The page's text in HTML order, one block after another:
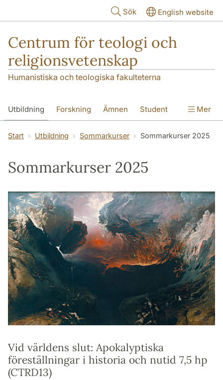
Sök English website
Centrum för teologi och
religionsvetenskap
Humanistiska och teologiska fakulteterna
Utbildning Forskning Ämnen Student
Institutionen
Mer
Start Utbildning Sommarkurser Sommarkurser 2025
Sommarkurser 2025
Vid världens slut: Apokalyptiska
föreställningar i historia och nutid 7,5 hp
(CTRD13)